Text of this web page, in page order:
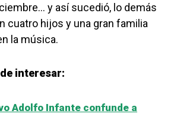
y así sucedió, lo demás
cuatro hijos y una gran familia
la música.
interesar:
Adolfo Infante confunde a